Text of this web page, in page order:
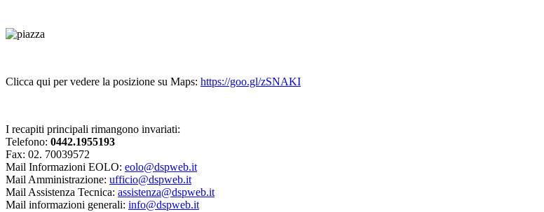
Clicca qui per vedere la posizione su Maps: https://goo.gl/zSNAKI
I recapiti principali rimangono invariati:
Telefono: 0442.1955193
Fax: 02. 70039572
Mail Informazioni EOLO: eolo@dspweb.it
Mail Amministrazione: ufficio@dspweb.it
Mail Assistenza Tecnica: assistenza@dspweb.it
Mail informazioni generali: info@dspweb.it